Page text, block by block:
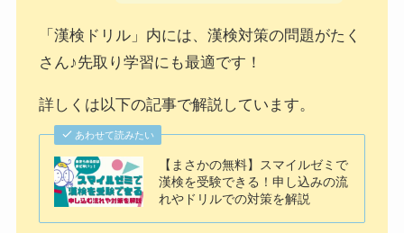
「漢検ドリル」内には、漢検対策の問題がたく
さん♪先取り学習にも最適です！
詳しくは以下の記事で解説しています。
あわせて読みたい
【まさかの無料】スマイルゼミで
漢検を受験できる！申し込みの流
れやドリルでの対策を解説